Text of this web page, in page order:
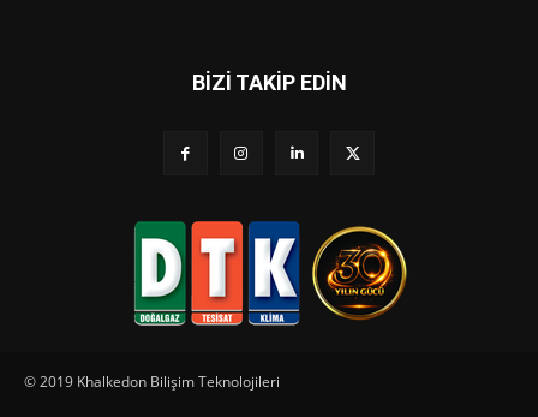
BİZİ TAKİP EDİN
© 2019 Khalkedon Bilişim Teknolojileri